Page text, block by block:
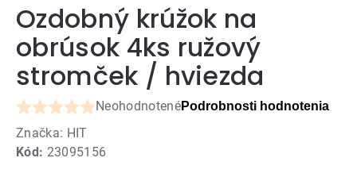
Ozdobný krúžok na
obrúsok 4ks ružový
stromček / hviezda
Kód: 23095156
Priemerné
hodnotenie
produktu
NeohodnotenéPodrobnosti hodnotenia
Značka: HIT